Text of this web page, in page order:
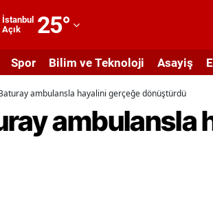
İstanbul
Açık
25°
Adıyaman
Afyonkarahisar
Ağrı
Spor Bilim ve Teknoloji Asayiş
Baturay ambulansla hayalini gerçeğe dönüştürdü